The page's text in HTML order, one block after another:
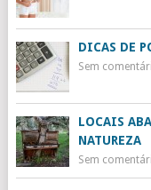
DICAS DE
Sem
LOCAIS
NATUREZA
Sem